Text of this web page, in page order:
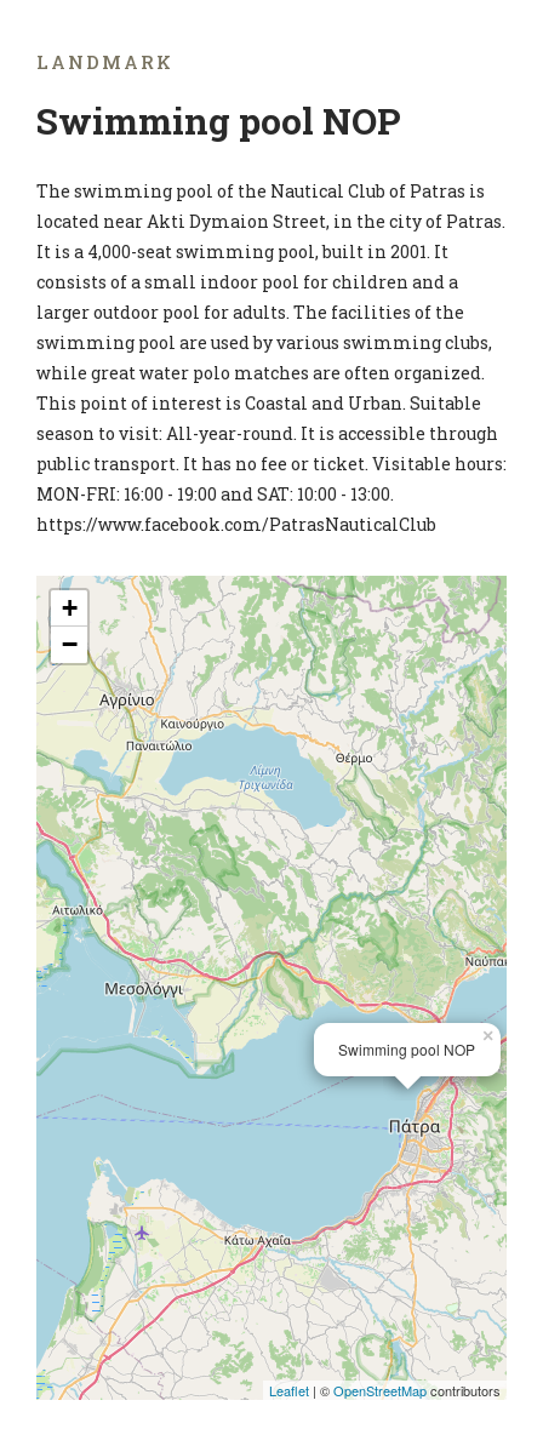
LANDMARK
Swimming pool NOP
The swimming pool of the Nautical Club of Patras is
located near Akti Dymaion Street, in the city of Patras.
It is a 4,000-seat swimming pool, built in 2001. It
consists of a small indoor pool for children and a
larger outdoor pool for adults. The facilities of the
swimming pool are used by various swimming clubs,
while great water polo matches are often organized.
This point of interest is Coastal and Urban. Suitable
season to visit: All-year-round. It is accessible through
public transport. It has no fee or ticket. Visitable hours:
MON-FRI: 16:00 - 19:00 and SAT: 10:00 - 13:00.
https://www.facebook.com/PatrasNauticalClub
Swimming pool NOP
×
+
−
Leaflet | ©OpenStreetMapcontributors